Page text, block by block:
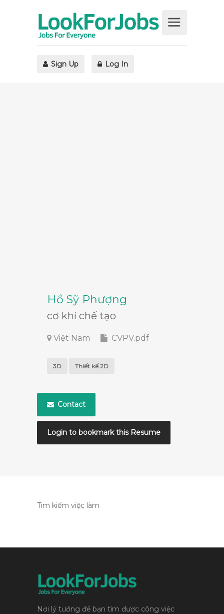
Sign Up Log In
Hồ Sỹ Phượng
cơ khí chế tạo
Việt Nam CVPV.pdf
3D Thiết kế 2D
Contact
Login to bookmark this Resume
Tìm kiếm việc làm
Nơi lý tưởng để bạn tìm được công việc